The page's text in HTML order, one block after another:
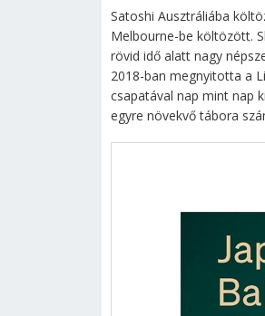
Satoshi Ausztráliába
Melbourne-be költözött.
rövid idő alatt nagy
2018-ban megnyitotta a
csapatával nap mint nap
egyre növekvő tábora